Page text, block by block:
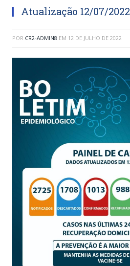
Atualização 12/07/2022
POR CR2-ADMIN8 EM 12 DE JULHO DE 2022